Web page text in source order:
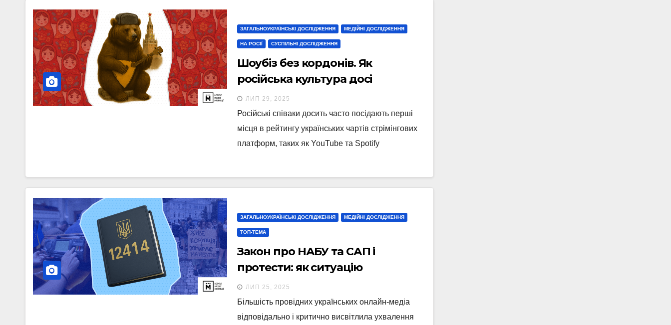
ЗАГАЛЬНОУКРАЇНСЬКІ ДОСЛІДЖЕННЯ МЕДІЙНІ ДОСЛІДЖЕННЯ
НА РОСІЇ СУСПІЛЬНІ ДОСЛІДЖЕННЯ
Шоубіз без кордонів. Як
російська культура досі
просувається в Україні
ЛИП 29, 2025
Російські співаки досить часто посідають перші
місця в рейтингу українських чартів стрімінгових
платформ, таких як YouTube та Spotify
ЗАГАЛЬНОУКРАЇНСЬКІ ДОСЛІДЖЕННЯ МЕДІЙНІ ДОСЛІДЖЕННЯ
ТОП-ТЕМА
Закон про НАБУ та САП і
протести: як ситуацію
висвітлювали медіа (уточнено)
ЛИП 25, 2025
Більшість провідних українських онлайн-медіа
відповідально і критично висвітлила ухвалення